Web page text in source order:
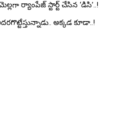
ర్యాంపేజ్ స్టార్ట్ చేసిన ‘డిసి’..!
అక్కడ కూడా..!